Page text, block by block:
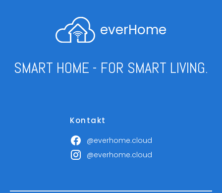
everHome
SMART HOME - FOR SMART LIVING.
Kontakt
@everhome.cloud
@everhome.cloud